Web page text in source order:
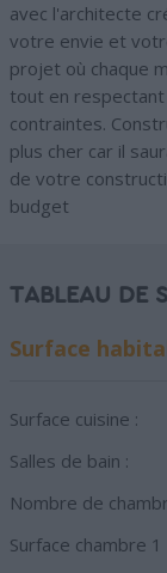
avec l'architecte
votre envie et
projet où chaque
tout en
contraintes.
plus cher car il
de votre
budget
TABLEAU DE
Surface
Surface cuisine :
Salles de bain :
Nombre de
Surface chambre 1